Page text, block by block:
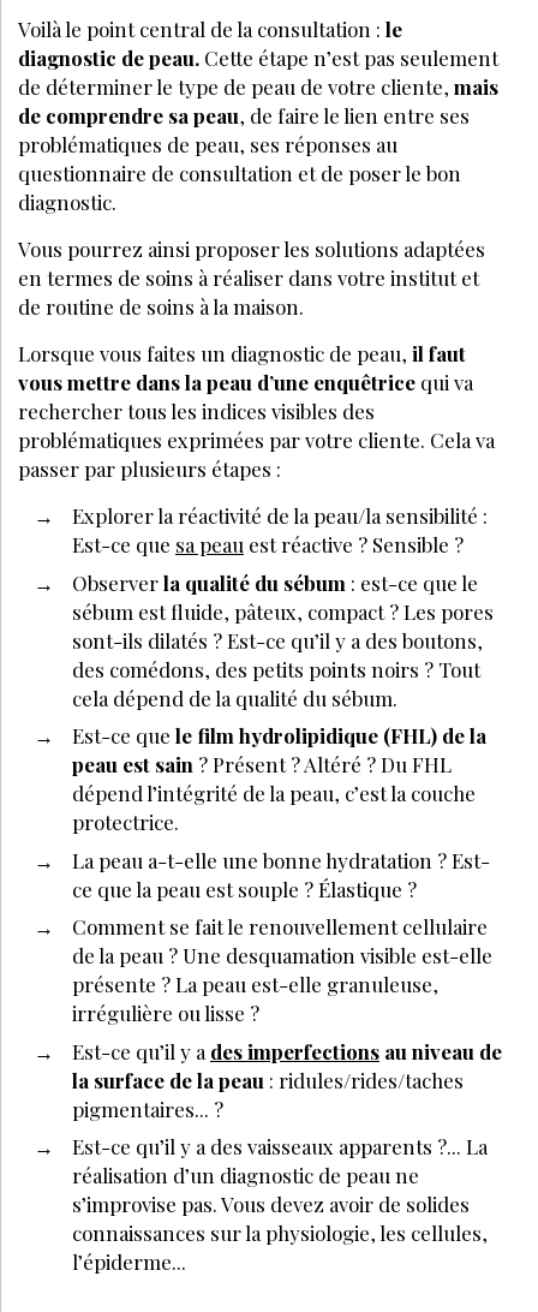
Voilà le point central de la consultation : le
diagnostic de peau. Cette étape n’est pas seulement
de déterminer le type de peau de votre cliente, mais
de comprendre sa peau, de faire le lien entre ses
problématiques de peau, ses réponses au
questionnaire de consultation et de poser le bon
diagnostic.
Vous pourrez ainsi proposer les solutions adaptées
en termes de soins à réaliser dans votre institut et
de routine de soins à la maison.
Lorsque vous faites un diagnostic de peau, il faut
vous mettre dans la peau d’une enquêtrice qui va
rechercher tous les indices visibles des
problématiques exprimées par votre cliente. Cela va
passer par plusieurs étapes :
Explorer la réactivité de la peau/la sensibilité :
Est-ce que sa peau est réactive ? Sensible ?
Observerla qualité du sébum : est-ce que le
sébum est fluide, pâteux, compact ? Les pores
sont-ils dilatés ? Est-ce qu’il y a des boutons,
des comédons, des petits points noirs ? Tout
cela dépend de la qualité du sébum.
Est-ce que le film hydrolipidique (FHL) de la
peau est sain ? Présent ? Altéré ? Du FHL
dépend l’intégrité de la peau, c’est la couche
protectrice.
La peau a-t-elle une bonne hydratation ? Est-
ce que la peau est souple ? Élastique ?
Comment se fait le renouvellement cellulaire
de la peau ? Une desquamation visible est-elle
présente ? La peau est-elle granuleuse,
irrégulière ou lisse ?
Est-ce qu’il y a des imperfections au niveau de
la surface de la peau : ridules/rides/taches
pigmentaires... ?
Est-ce qu’il y a des vaisseaux apparents ?... La
réalisation d’un diagnostic de peau ne
s’improvise pas. Vous devez avoir de solides
connaissances sur la physiologie, les cellules,
l’épiderme...